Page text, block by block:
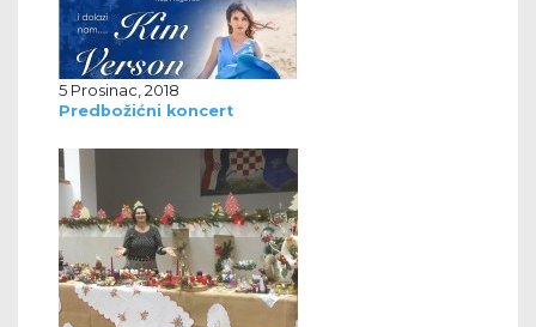
5 Prosinac, 2018
Predbožićni koncert